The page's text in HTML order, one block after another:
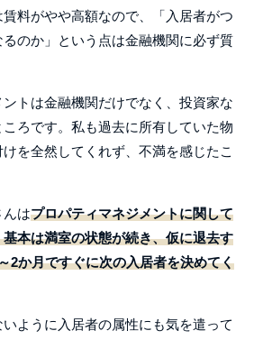
料がやや高額なので、「入居者がつ
るのか」という点は金融機関に必ず質
トは金融機関だけでなく、投資家な
ろです。私も過去に所有していた物
を全然してくれず、不満を感じたこ
んはプロパティマネジメントに関して
本は満室の状態が続き、仮に退去す
2か月ですぐに次の入居者を決めてく
ように入居者の属性にも気を遣って